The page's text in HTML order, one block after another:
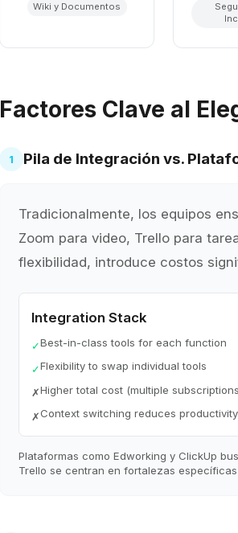
Wiki y Documentos
Factores Clave al
1 Pila de Integración vs.
Tradicionalmente, los equipos
Zoom para video, Trello para
flexibilidad, introduce costos
Integration Stack
✓Best-in-class tools for each function
✓Flexibility to swap individual tools
✗Higher total cost (multiple
✗Context switching reduces productivity
Plataformas como Edworking y ClickUp
Trello se centran en fortalezas